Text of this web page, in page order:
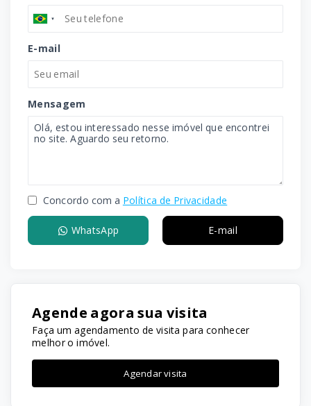
E-mail
Mensagem
Concordo com a Política de Privacidade
WhatsApp E-mail
Agende agora sua visita
Faça um agendamento de visita para conhecer
melhor o imóvel.
Agendar visita